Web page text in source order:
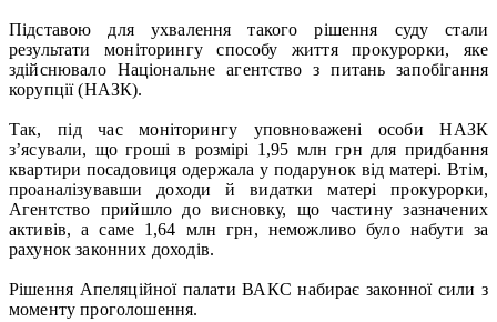
Підставою для ухвалення такого рішення суду стали
результати моніторингу способу життя прокурорки, яке
здійснювало Національне агентство з питань запобігання
корупції (НАЗК).
Так, під час моніторингу уповноважені особи НАЗК
з’ясували, що гроші в розмірі 1,95 млн грн для придбання
квартири посадовиця одержала у подарунок від матері. Втім,
проаналізувавши доходи й видатки матері прокурорки,
Агентство прийшло до висновку, що частину зазначених
активів, а саме 1,64 млн грн, неможливо було набути за
рахунок законних доходів.
Рішення Апеляційної палати ВАКС набирає законної сили з
моменту проголошення.